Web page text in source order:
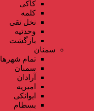
کاکی
کلمه
نخل تقی
وحدتیه
بازگشت
سمنان
تمام شهر‌ها
سمنان
آرادان
امیریه
ایوانکی
بسطام